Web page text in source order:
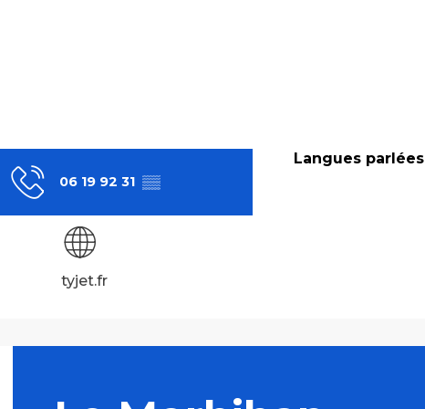
06 19 92 31 ▒▒
tyjet.fr
Langues parlées
Langues parlées